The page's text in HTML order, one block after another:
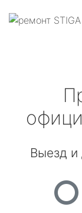
Выезд и